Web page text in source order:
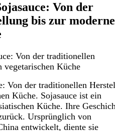
Von der
bis zur
Von der traditionellen
Küche. Sojasauce ist ein
Küche. Ihre
Ursprünglich von
entwickelt, diente sie